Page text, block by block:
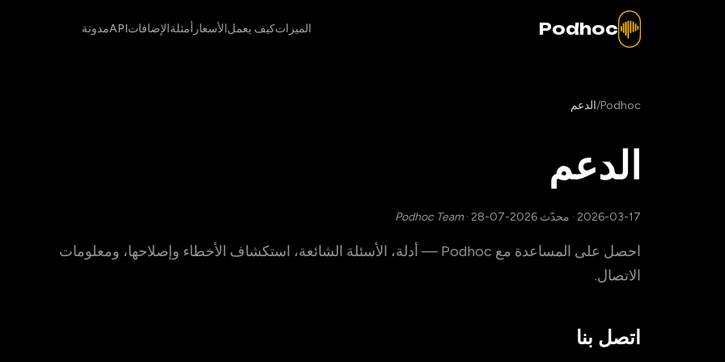
Podhoc الميزاتكيف يعملالأسعار أمثلةالإضافاتAPIمدونة
Podhoc
/الدعم
الدعم
2026-03-17
· محدّث 2026-07-28 ·
Podhoc Team
احصل على المساعدة مع Podhoc — أدلة، الأسئلة الشائعة، استكشاف الأخطاء وإصلاحها، ومعلومات
الاتصال.
اتصل بنا